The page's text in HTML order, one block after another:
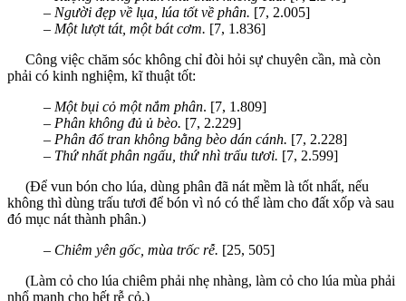
– Người đẹp về lụa, lúa tốt về phân. [7, 2.005]
– Một lượt tát, một bát cơm. [7, 1.836]
Công việc chăm sóc không chỉ đòi hỏi sự chuyên cần, mà còn
phải có kinh nghiệm, kĩ thuật tốt:
– Một bụi cỏ một nắm phân. [7, 1.809]
– Phân không đủ ủ bèo. [7, 2.229]
– Phân đổ tran không bằng bèo dán cánh. [7, 2.228]
– Thứ nhất phân ngấu, thứ nhì trấu tươi. [7, 2.599]
(Để vun bón cho lúa, dùng phân đã nát mềm là tốt nhất, nếu
không thì dùng trấu tươi để bón vì nó có thể làm cho đất xốp và sau
đó mục nát thành phân.)
– Chiêm yên gốc, mùa trốc rễ. [25, 505]
(Làm cỏ cho lúa chiêm phải nhẹ nhàng, làm cỏ cho lúa mùa phải
nhổ mạnh cho hết rễ cỏ.)